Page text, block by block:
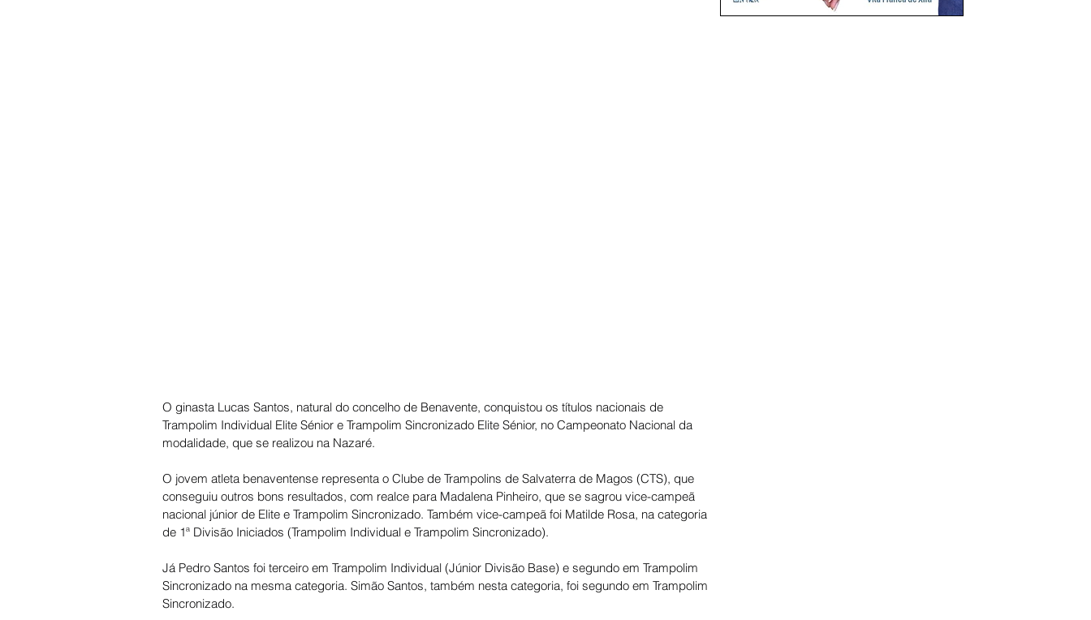
O ginasta Lucas Santos, natural do concelho de Benavente, conquistou os títulos nacionais de
Trampolim Individual Elite Sénior e Trampolim Sincronizado Elite Sénior, no Campeonato Nacional da
modalidade, que se realizou na Nazaré.
O jovem atleta benaventense representa o Clube de Trampolins de Salvaterra de Magos (CTS), que
conseguiu outros bons resultados, com realce para Madalena Pinheiro, que se sagrou vice-campeã
nacional júnior de Elite e Trampolim Sincronizado. Também vice-campeã foi Matilde Rosa, na categoria
de 1ª Divisão Iniciados (Trampolim Individual e Trampolim Sincronizado).
Já Pedro Santos foi terceiro em Trampolim Individual (Júnior Divisão Base) e segundo em Trampolim
Sincronizado na mesma categoria. Simão Santos, também nesta categoria, foi segundo em Trampolim
Sincronizado.